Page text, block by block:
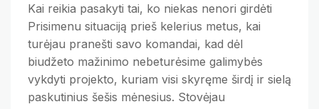
Kai reikia pasakyti tai, ko niekas nenori girdėti
Prisimenu situaciją prieš kelerius metus, kai
turėjau pranešti savo komandai, kad dėl
biudžeto mažinimo nebeturėsime galimybės
vykdyti projekto, kuriam visi skyręme širdį ir sielą
paskutinius šešis mėnesius. Stovėjau